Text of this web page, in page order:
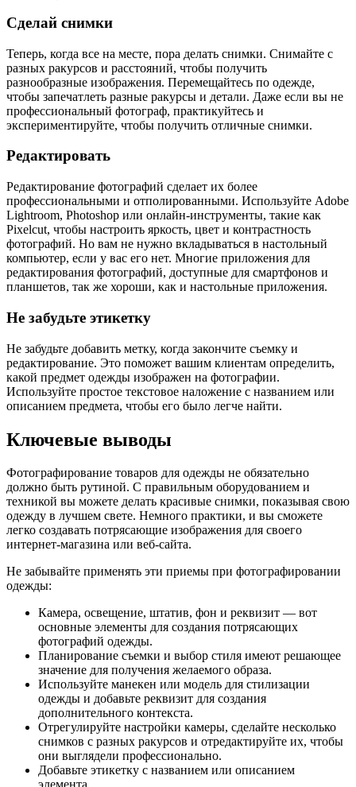
Сделай снимки
Теперь, когда все на месте, пора делать снимки. Снимайте с
разных ракурсов и расстояний, чтобы получить
разнообразные изображения. Перемещайтесь по одежде,
чтобы запечатлеть разные ракурсы и детали. Даже если вы не
профессиональный фотограф, практикуйтесь и
экспериментируйте, чтобы получить отличные снимки.
Редактировать
Редактирование фотографий сделает их более
профессиональными и отполированными. Используйте Adobe
Lightroom, Photoshop или онлайн-инструменты, такие как
Pixelcut, чтобы настроить яркость, цвет и контрастность
фотографий. Но вам не нужно вкладываться в настольный
компьютер, если у вас его нет. Многие приложения для
редактирования фотографий, доступные для смартфонов и
планшетов, так же хороши, как и настольные приложения.
Не забудьте этикетку
Не забудьте добавить метку, когда закончите съемку и
редактирование. Это поможет вашим клиентам определить,
какой предмет одежды изображен на фотографии.
Используйте простое текстовое наложение с названием или
описанием предмета, чтобы его было легче найти.
Ключевые выводы
Фотографирование товаров для одежды не обязательно
должно быть рутиной. С правильным оборудованием и
техникой вы можете делать красивые снимки, показывая свою
одежду в лучшем свете. Немного практики, и вы сможете
легко создавать потрясающие изображения для своего
интернет-магазина или веб-сайта.
Не забывайте применять эти приемы при фотографировании
одежды:
Камера, освещение, штатив, фон и реквизит — вот
основные элементы для создания потрясающих
фотографий одежды.
Планирование съемки и выбор стиля имеют решающее
значение для получения желаемого образа.
Используйте манекен или модель для стилизации
одежды и добавьте реквизит для создания
дополнительного контекста.
Отрегулируйте настройки камеры, сделайте несколько
снимков с разных ракурсов и отредактируйте их, чтобы
они выглядели профессионально.
Добавьте этикетку с названием или описанием